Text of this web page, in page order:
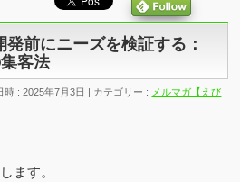
発前にニーズを検証する：
客法
時 : 2025年7月3日 カテゴリー : メルマガ【えび
ます。